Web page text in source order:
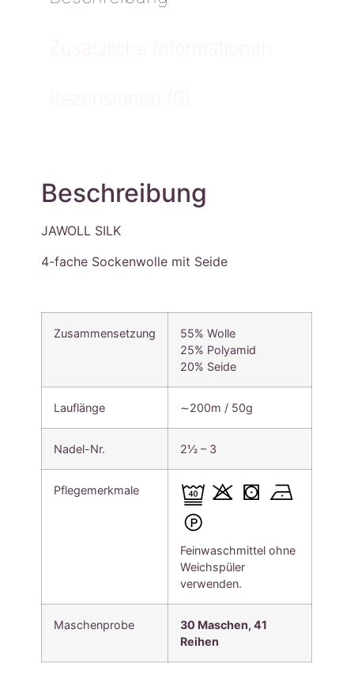
Zusätzliche Informationen
Rezensionen (0)
Beschreibung
JAWOLL SILK
4-fache Sockenwolle mit Seide
Zusammensetzung
55% Wolle
25% Polyamid
20% Seide
Lauflänge ∼200m / 50g
Nadel-Nr. 2½ – 3
Pflegemerkmale
Feinwaschmittel ohne
Weichspüler
verwenden.
Maschenprobe
30 Maschen, 41
Reihen